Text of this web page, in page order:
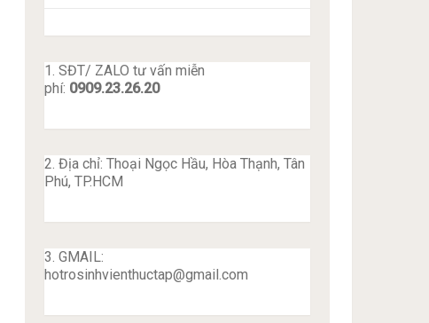
1. SĐT/ ZALO tư vấn miễn
phí: 0909.23.26.20
2. Địa chỉ: Thoại Ngọc Hầu, Hòa Thạnh, Tân
Phú, TP.HCM
3. GMAIL:
hotrosinhvienthuctap@gmail.com